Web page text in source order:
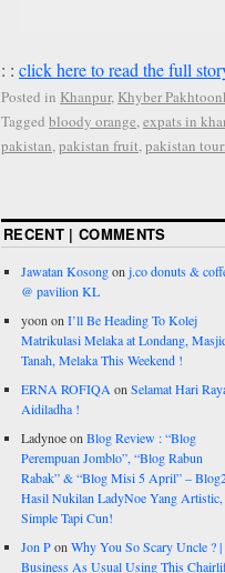
: : click here to read the full
Posted in Khanpur, Khyber
Tagged bloody orange,expats in
pakistan,pakistan fruit,pakistan
RECENT | COMMENTS
Jawatan Kosongon j.co donuts &
@ pavilion KL
yoon on I’ll Be Heading To Kolej
Matrikulasi Melaka at Londang,
Tanah, Melaka This Weekend !
ERNA ROFIQA on Selamat Hari
Aidiladha !
Ladynoeon Blog Review : “Blog
Perempuan Jomblo”, “Blog Rabun
Rabak” & “Blog Misi 5 April” –
Hasil Nukilan LadyNoe Yang Artistic,
Simple Tapi Cun!
Jon Pon Why You So Scary Uncle ?
Business As Usual Using This